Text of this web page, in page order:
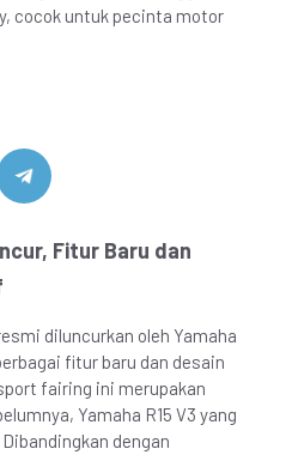
cocok untuk pecinta motor
Fitur Baru dan
diluncurkan oleh Yamaha
fitur baru dan desain
fairing ini merupakan
Yamaha R15 V3 yang
dengan